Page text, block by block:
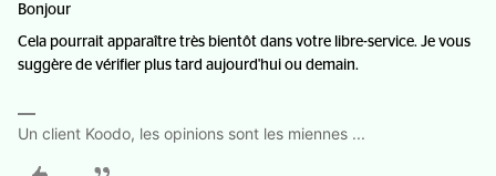
Bonjour
Cela pourrait apparaître très bientôt dans votre libre-service. Je vous
suggère de vérifier plus tard aujourd'hui ou demain.
Un client Koodo, les opinions sont les miennes ...